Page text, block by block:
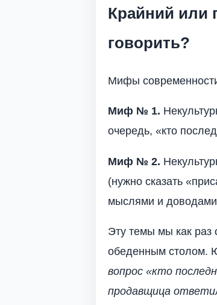
Крайний или
говорить?
Мифы
Миф № 1.
очередь, «кто
Миф № 2.
(нужно сказать
мыслями и
Эту темы мы как раз
обеденным столом.
вопрос «кто
продавщица